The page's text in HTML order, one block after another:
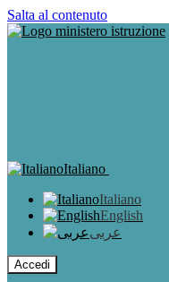
Salta al contenuto
Italiano
Italiano
English
عربى
Accedi